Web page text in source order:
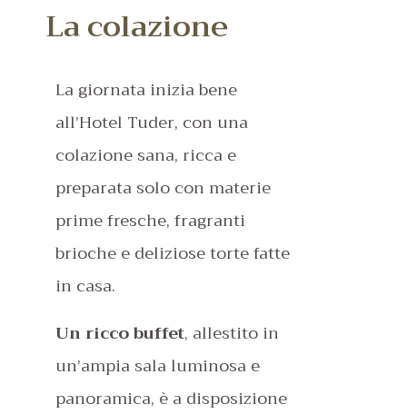
La colazione
La giornata inizia bene
all’Hotel Tuder, con una
colazione sana, ricca e
preparata solo con materie
prime fresche, fragranti
brioche e deliziose torte fatte
in casa.
Un ricco buffet, allestito in
un’ampia sala luminosa e
panoramica, è a disposizione